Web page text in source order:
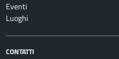
Eventi
Luoghi
CONTATTI